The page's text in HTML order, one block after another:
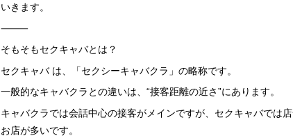
いきます。
⸻
そもそもセクキャバとは？
セクキャバ は、「セクシーキャバクラ」の略称です。
一般的なキャバクラとの違いは、“接客距離の近さ”にあります。
キャバクラでは会話中心の接客がメインですが、セクキャバでは
お店が多いです。